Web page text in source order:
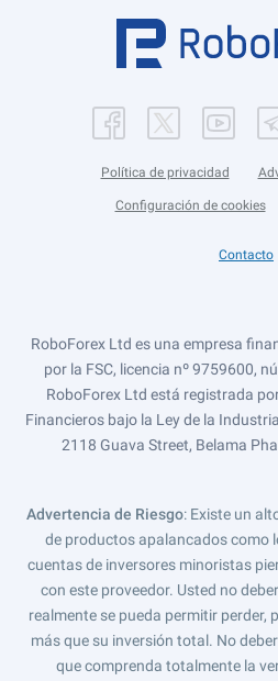
Política de privacidad
Configuración de cookies
Contacto
RoboForex Ltd es una empresa
por la FSC, licencia nº 9759600,
RoboForex Ltd está registrada
Financieros bajo la Ley de la
2118 Guava Street, Belama
Advertencia de Riesgo: Existe un
de productos apalancados como
cuentas de inversores minoristas
con este proveedor. Usted no
realmente se pueda permitir perder,
más que su inversión total. No
que comprenda totalmente la